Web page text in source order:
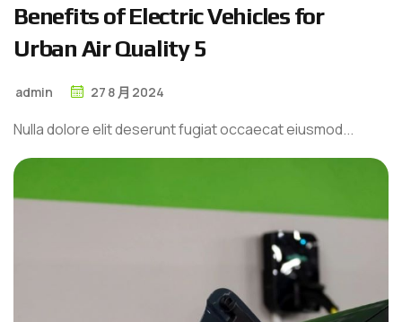
Benefits of ElectricVehicles for
Urban Air Quality 5
admin 27 8 月 2024
Nulla dolore elit deserunt fugiat occaecat eiusmod...